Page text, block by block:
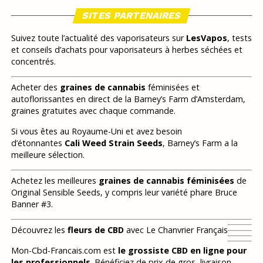
SITES PARTENAIRES
Suivez toute l’actualité des vaporisateurs sur LesVapos, tests
et conseils d’achats pour vaporisateurs à herbes séchées et
concentrés.
Acheter des graines de cannabis féminisées et
autoflorissantes en direct de la Barney’s Farm d’Amsterdam,
graines gratuites avec chaque commande.
Si vous êtes au Royaume-Uni et avez besoin
d’étonnantes Cali Weed Strain Seeds, Barney’s Farm a la
meilleure sélection.
Achetez les meilleures graines de cannabis féminisées de
Original Sensible Seeds, y compris leur variété phare Bruce
Banner #3.
Découvrez les fleurs de CBDavec Le Chanvrier Français
Mon-Cbd-Francais.com est le grossiste CBD en ligne pour